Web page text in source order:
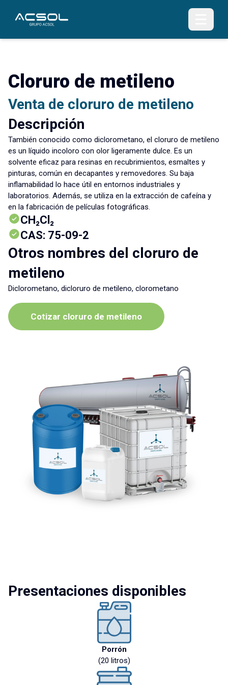
Cloruro de metileno
Venta de cloruro de metileno
Descripción
También conocido como diclorometano, el cloruro de metileno
es un líquido incoloro con olor ligeramente dulce. Es un
solvente eficaz para resinas en recubrimientos, esmaltes y
pinturas, común en decapantes y removedores. Su baja
inflamabilidad lo hace útil en entornos industriales y
laboratorios. Además, se utiliza en la extracción de cafeína y
en la fabricación de películas fotográficas.
CH₂Cl₂
CAS: 75-09-2
Otros nombres del cloruro de
metileno
Diclorometano, dicloruro de metileno, clorometano
Cotizar cloruro de metileno
Presentaciones disponibles
Porrón
(20 litros)